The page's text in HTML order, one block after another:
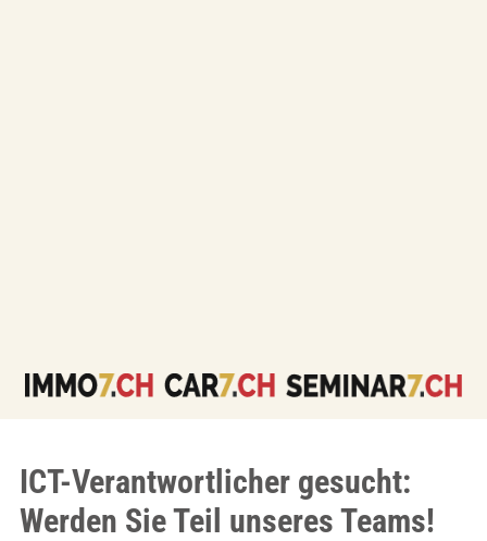
ICT-Verantwortlicher gesucht:
Werden Sie Teil unseres Teams!